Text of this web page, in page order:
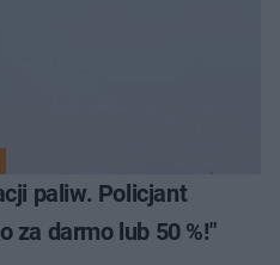
paliw. Policjant
za darmo lub 50 %!"